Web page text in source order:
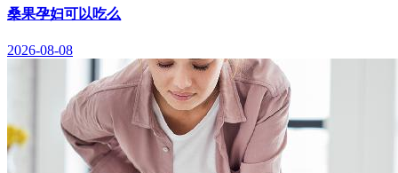
桑果孕妇可以吃么
2026-08-08